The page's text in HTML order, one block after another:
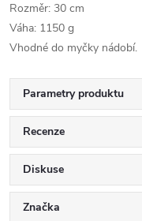
Rozměr: 30 cm
Váha: 1150 g
Vhodné do myčky nádobí.
Parametry produktu
Recenze
Diskuse
Značka